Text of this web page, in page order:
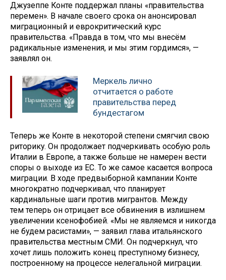
Джузеппе Конте поддержал планы «правительства
перемен». В начале своего срока он анонсировал
миграционный и еврокритический курс
правительства. «Правда в том, что мы внесём
радикальные изменения, и мы этим гордимся», —
заявлял он.
Меркель лично
отчитается о работе
правительства перед
бундестагом
Теперь же Конте в некоторой степени смягчил свою
риторику. Он продолжает подчеркивать особую роль
Италии в Европе, а также больше не намерен вести
споры о выходе из ЕС. То же самое касается вопроса
миграции. В ходе предвыборной кампании Конте
многократно подчеркивал, что планирует
кардинальные шаги против мигрантов. Между
тем теперь он отрицает все обвинения в излишнем
увеличении ксенофобией. «Мы не являемся и никогда
не будем расистами», — заявил глава итальянского
правительства местным СМИ. Он подчеркнул, что
хочет лишь положить конец преступному бизнесу,
построенному на процессе нелегальной миграции.